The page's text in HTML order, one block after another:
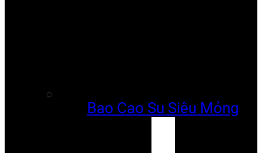
Bao Cao Su Siêu Mỏng